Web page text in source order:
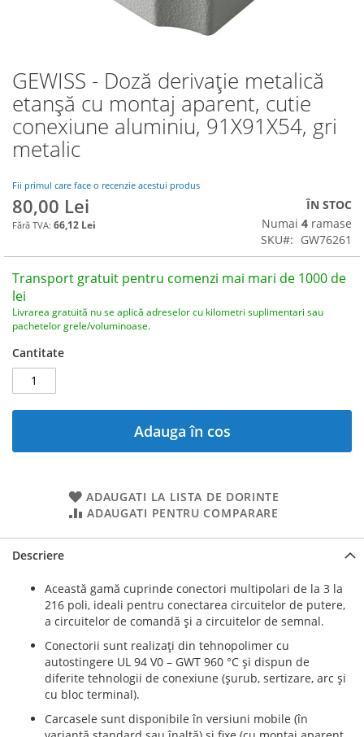
GEWISS - Doză derivație metalică
etanșă cu montaj aparent, cutie
conexiune aluminiu, 91X91X54, gri
metalic
Fii primul care face o recenzie acestui produs
80,00 Lei
66,12 Lei
ÎN STOC
Numai 4 ramase
SKU
GW76261
Transport gratuit pentru comenzi mai mari de 1000 de
lei
Livrarea gratuită nu se aplică adreselor cu kilometri suplimentari sau
pachetelor grele/voluminoase.
Cantitate
Adauga în cos
ADAUGATI LA LISTA DE DORINTE
ADAUGATI PENTRU COMPARARE
Skip
to
the
beginning
the
gallery
Descriere
Această gamă cuprinde conectori multipolari de la 3 la
216 poli, ideali pentru conectarea circuitelor de putere,
a circuitelor de comandă şi a circuitelor de semnal.
Conectorii sunt realizaţi din tehnopolimer cu
autostingere UL 94 V0 – GWT 960 °C şi dispun de
diferite tehnologii de conexiune (şurub, sertizare, arc şi
cu bloc terminal).
Carcasele sunt disponibile în versiuni mobile (în